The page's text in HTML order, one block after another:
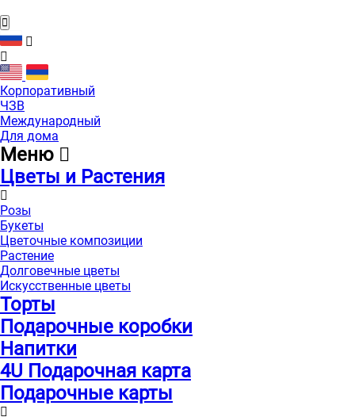
Корпоративный
ЧЗВ
Международный
Для дома
Меню
Цветы и Растения
Розы
Букеты
Цветочные композиции
Растение
Долговечные цветы
Искусственные цветы
Торты
Подарочные коробки
Напитки
4U Подарочная карта
Подарочные карты